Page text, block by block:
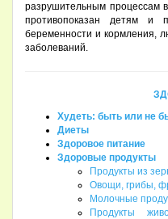
разрушительным процессам в
противопоказан детям и
беременности и кормления,
заболеваний.
Худеть: быть или не
Диеты
Здоровое питание
Здоровые продукты
Продукты из
Овощи, грибы,
Молочные
Продукты